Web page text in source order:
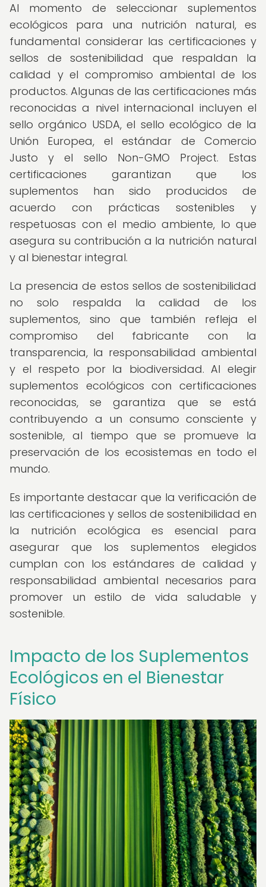
Al momento de seleccionar suplementos
ecológicos para una nutrición natural, es
fundamental considerar las certificaciones y
sellos de sostenibilidad que respaldan la
calidad y el compromiso ambiental de los
productos. Algunas de las certificaciones más
reconocidas a nivel internacional incluyen el
sello orgánico USDA, el sello ecológico de la
Unión Europea, el estándar de Comercio
Justo y el sello Non-GMO Project. Estas
certificaciones garantizan que los
suplementos han sido producidos de
acuerdo con prácticas sostenibles y
respetuosas con el medio ambiente, lo que
asegura su contribución a la nutrición natural
y al bienestar integral.
La presencia de estos sellos de sostenibilidad
no solo respalda la calidad de los
suplementos, sino que también refleja el
compromiso del fabricante con la
transparencia, la responsabilidad ambiental
y el respeto por la biodiversidad. Al elegir
suplementos ecológicos con certificaciones
reconocidas, se garantiza que se está
contribuyendo a un consumo consciente y
sostenible, al tiempo que se promueve la
preservación de los ecosistemas en todo el
mundo.
Es importante destacar que la verificación de
las certificaciones y sellos de sostenibilidad en
la nutrición ecológica es esencial para
asegurar que los suplementos elegidos
cumplan con los estándares de calidad y
responsabilidad ambiental necesarios para
promover un estilo de vida saludable y
sostenible.
Impacto de los Suplementos
Ecológicos en el Bienestar
Físico